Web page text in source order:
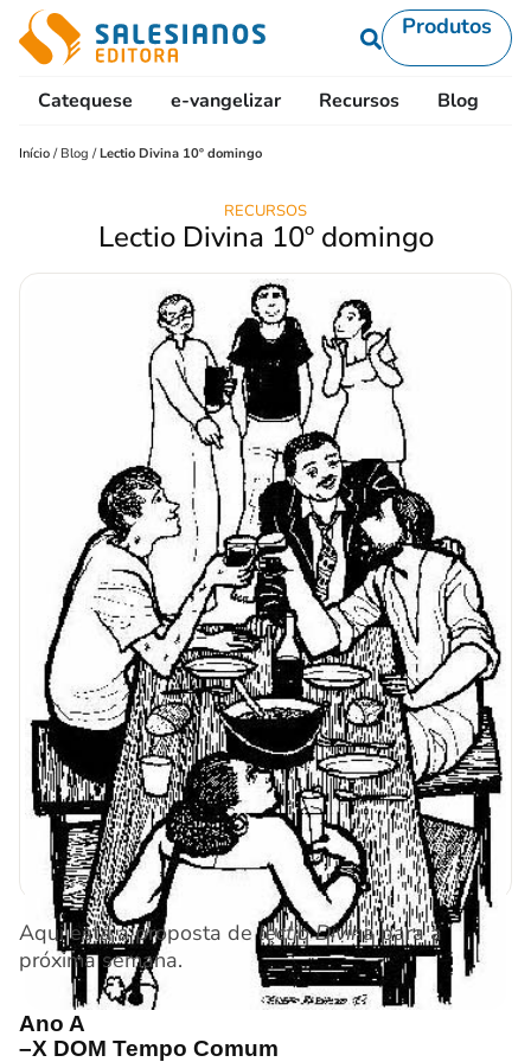
Produtos
Catequese e-vangelizar Recursos Blog
Início / Blog /Lectio Divina 10º domingo
RECURSOS
Lectio Divina 10º domingo
Aqui está a proposta delectio Divinapara a
próxima semana.
Ano A
–X DOM Tempo Comum